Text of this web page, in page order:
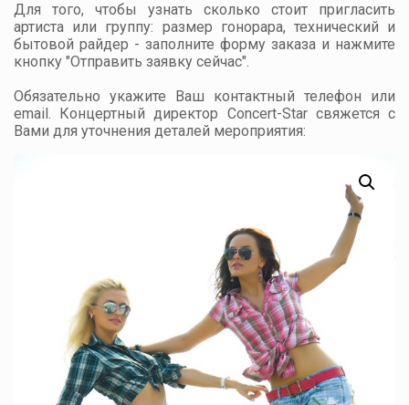
Для того, чтобы узнать сколько стоит пригласить
артиста или группу: размер гонорара, технический и
бытовой райдер - заполните форму заказа и нажмите
кнопку "Отправить заявку сейчас".
Обязательно укажите Ваш контактный телефон или
email. Концертный директор Concert-Star свяжется с
Вами для уточнения деталей мероприятия: